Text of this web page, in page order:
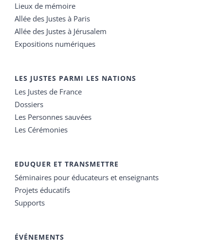
Lieux de mémoire
Allée des Justes à Paris
Allée des Justes à Jérusalem
Expositions numériques
LES JUSTES PARMI LES NATIONS
Les Justes de France
Dossiers
Les Personnes sauvées
Les Cérémonies
EDUQUER ET TRANSMETTRE
Séminaires pour éducateurs et enseignants
Projets éducatifs
Supports
ÉVÉNEMENTS